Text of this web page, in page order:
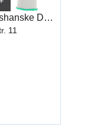
Monteringshanske DUO-GRIP PLUS
11